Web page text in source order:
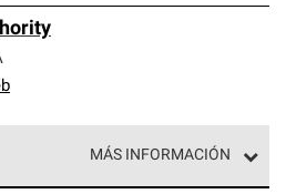
MÁS INFORMACIÓN